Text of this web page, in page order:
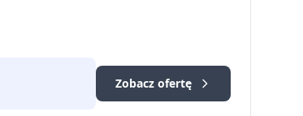
Zobacz ofertę